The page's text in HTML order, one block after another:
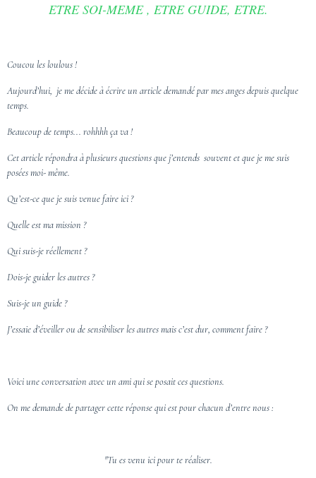
ETRE SOI-MEME , ETRE GUIDE, ETRE.
Coucou les loulous !
Aujourd’hui, je me décide à écrire un article demandé par mes anges depuis quelque
temps.
Beaucoup de temps... rohhhh ça va !
Cet article répondra à plusieurs questions que j’entends souvent et que je me suis
posées moi- même.
Qu’est-ce que je suis venue faire ici ?
Quelle est ma mission ?
Qui suis-je réellement ?
Dois-je guider les autres ?
Suis-je un guide ?
J’essaie d’éveiller ou de sensibiliser les autres mais c’est dur, comment faire ?
Voici une conversation avec un ami qui se posait ces questions.
On me demande de partager cette réponse qui est pour chacun d’entre nous :
"Tu es venu ici pour te réaliser.